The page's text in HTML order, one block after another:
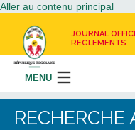
Aller au contenu principal
JOURNAL
REGLEMENTS
MENU
RECHERCHE